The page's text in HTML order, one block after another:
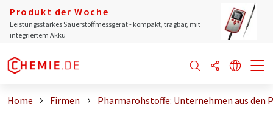
Produkt der Woche
Leistungsstarkes Sauerstoffmessgerät - kompakt, tragbar, mit
integriertem Akku
Home Firmen Pharmarohstoffe: Unternehmen aus den